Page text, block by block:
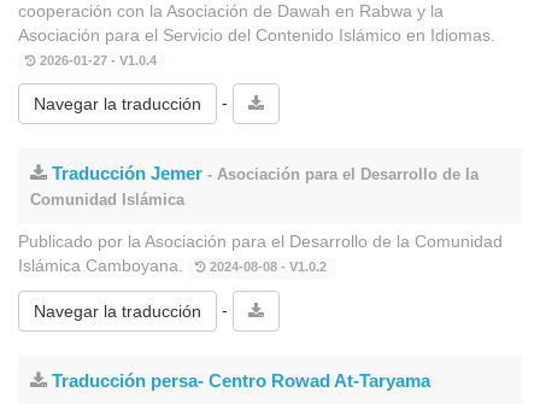
cooperación con la Asociación de Dawah en Rabwa y la
Asociación para el Servicio del Contenido Islámico en Idiomas.
2026-01-27 - V1.0.4
Navegar la traducción -
Traducción Jemer - Asociación para el Desarrollo de la
Comunidad Islámica
Publicado por la Asociación para el Desarrollo de la Comunidad
Islámica Camboyana.
2024-08-08 - V1.0.2
Navegar la traducción -
Traducción persa- Centro Rowad At-Taryama